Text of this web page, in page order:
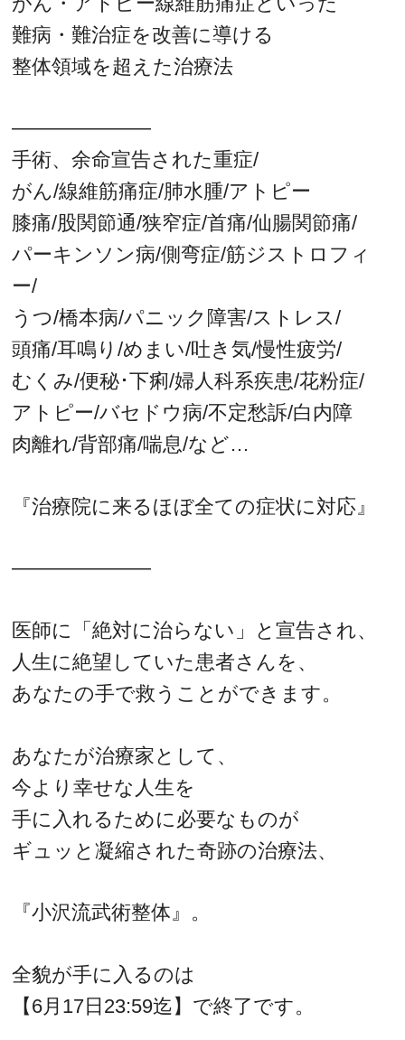
難病・難治症を改善に導ける
整体領域を超えた治療法
———————
手術、余命宣告された重症/
がん/線維筋痛症/肺水腫/アトピー
膝痛/股関節通/狭窄症/首痛/仙腸関節痛/
パーキンソン病/側弯症/筋ジストロフィ
ー/
うつ/橋本病/パニック障害/ストレス/
頭痛/耳鳴り/めまい/吐き気/慢性疲労/
むくみ/便秘･下痢/婦人科系疾患/花粉症/
アトピー/バセドウ病/不定愁訴/白内障
肉離れ/背部痛/喘息/など…
『治療院に来るほぼ全ての症状に対応』
———————
医師に「絶対に治らない」と宣告され、
人生に絶望していた患者さんを、
あなたの手で救うことができます。
あなたが治療家として、
今より幸せな人生を
手に入れるために必要なものが
ギュッと凝縮された奇跡の治療法、
『小沢流武術整体』。
全貌が手に入るのは
【6月17日23:59迄】で終了です。